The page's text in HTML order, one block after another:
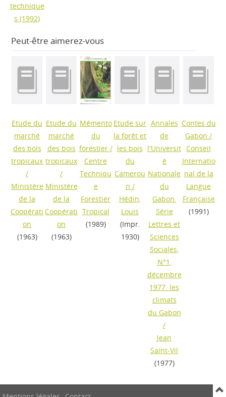
technique
s (1992)
Peut-être aimerez-vous
Etude du
marché
des bois
tropicaux
/
Ministère
de la
Coopérati
on
(1963)
Etude du
marché
des bois
tropicaux
/
Ministère
de la
Coopérati
on
(1963)
Mémento
du
forestier/
Centre
Techniqu
e
Forestier
Tropical
(1989)
Etude sur
la forêt et
les bois
du
Camerou
n /
Hédin,
Louis
(Impr.
1930)
Annales
de
l'Universit
é
Nationale
du
Gabon.
Série
Lettres et
Sciences
Sociales,
N°1,
décembre
1977. les
climats
du Gabon
/
Jean
Saint-Vil
(1977)
Contes du
Gabon /
Conseil
Internatio
nal de la
Langue
Française
(1991)